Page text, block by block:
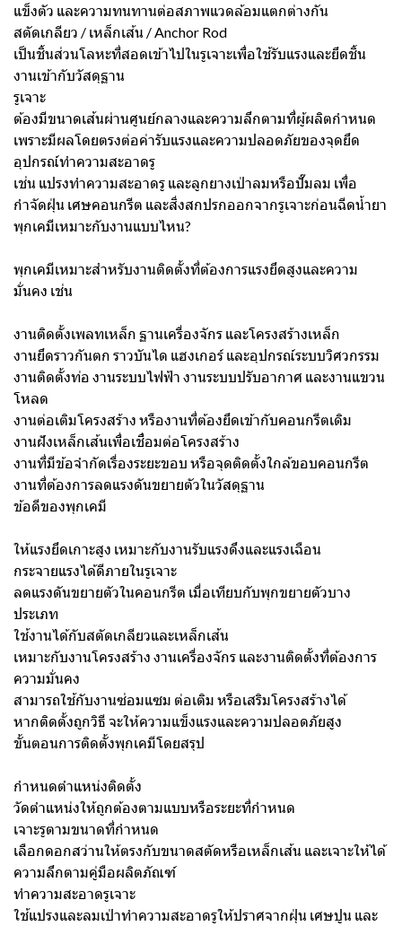
แข็งตัว และความทนทานต่อสภาพแวดล้อมแตกต่างกัน
สตัดเกลียว / เหล็กเส้น / Anchor Rod
เป็นชิ้นส่วนโลหะที่สอดเข้าไปในรูเจาะเพื่อใช้รับแรงและยึดชิ้น
งานเข้ากับวัสดุฐาน
รูเจาะ
ต้องมีขนาดเส้นผ่านศูนย์กลางและความลึกตามที่ผู้ผลิตกำหนด
เพราะมีผลโดยตรงต่อค่ารับแรงและความปลอดภัยของจุดยึด
อุปกรณ์ทำความสะอาดรู
เช่น แปรงทำความสะอาดรู และลูกยางเป่าลมหรือปั๊มลม เพื่อ
กำจัดฝุ่น เศษคอนกรีต และสิ่งสกปรกออกจากรูเจาะก่อนฉีดน้ำยา
พุกเคมีเหมาะกับงานแบบไหน?
พุกเคมีเหมาะสำหรับงานติดตั้งที่ต้องการแรงยึดสูงและความ
มั่นคง เช่น
งานติดตั้งเพลทเหล็ก ฐานเครื่องจักร และโครงสร้างเหล็ก
งานยึดราวกันตก ราวบันได แฮงเกอร์ และอุปกรณ์ระบบวิศวกรรม
งานติดตั้งท่อ งานระบบไฟฟ้า งานระบบปรับอากาศ และงานแขวน
โหลด
งานต่อเติมโครงสร้าง หรืองานที่ต้องยึดเข้ากับคอนกรีตเดิม
งานฝังเหล็กเส้นเพื่อเชื่อมต่อโครงสร้าง
งานที่มีข้อจำกัดเรื่องระยะขอบ หรือจุดติดตั้งใกล้ขอบคอนกรีต
งานที่ต้องการลดแรงดันขยายตัวในวัสดุฐาน
ข้อดีของพุกเคมี
ให้แรงยึดเกาะสูง เหมาะกับงานรับแรงดึงและแรงเฉือน
กระจายแรงได้ดีภายในรูเจาะ
ลดแรงดันขยายตัวในคอนกรีต เมื่อเทียบกับพุกขยายตัวบาง
ประเภท
ใช้งานได้กับสตัดเกลียวและเหล็กเส้น
เหมาะกับงานโครงสร้าง งานเครื่องจักร และงานติดตั้งที่ต้องการ
ความมั่นคง
สามารถใช้กับงานซ่อมแซม ต่อเติม หรือเสริมโครงสร้างได้
หากติดตั้งถูกวิธี จะให้ความแข็งแรงและความปลอดภัยสูง
ขั้นตอนการติดตั้งพุกเคมีโดยสรุป
กำหนดตำแหน่งติดตั้ง
วัดตำแหน่งให้ถูกต้องตามแบบหรือระยะที่กำหนด
เจาะรูตามขนาดที่กำหนด
เลือกดอกสว่านให้ตรงกับขนาดสตัดหรือเหล็กเส้น และเจาะให้ได้
ความลึกตามคู่มือผลิตภัณฑ์
ทำความสะอาดรูเจาะ
ใช้แปรงและลมเป่าทำความสะอาดรูให้ปราศจากฝุ่น เศษปูน และ